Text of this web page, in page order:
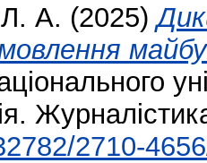
А. (2025)
2710-